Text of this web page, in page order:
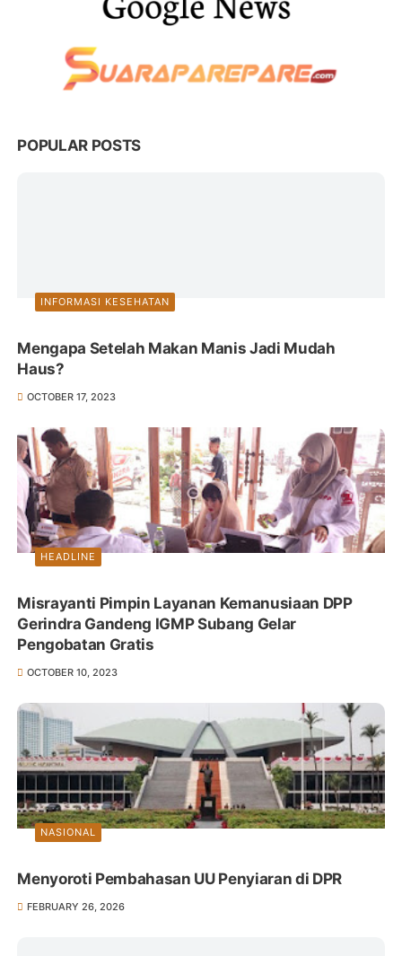
POPULAR POSTS
INFORMASI KESEHATAN
Mengapa Setelah Makan Manis Jadi Mudah
Haus?
OCTOBER 17, 2023
HEADLINE
Misrayanti Pimpin Layanan Kemanusiaan DPP
Gerindra Gandeng IGMP Subang Gelar
Pengobatan Gratis
OCTOBER 10, 2023
NASIONAL
Menyoroti Pembahasan UU Penyiaran di DPR
FEBRUARY 26, 2026